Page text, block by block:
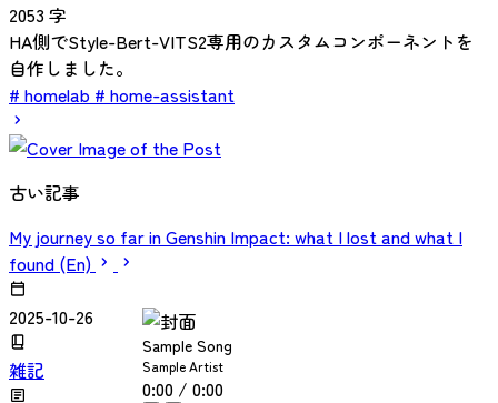
2053 字
HA側でStyle-Bert-VITS2専用のカスタムコンポーネントを
自作しました。
# homelab # home-assistant
古い記事
My journey so far in Genshin Impact: what I lost and what I
found (En)
2025-10-26
雑記
Sample Song
Sample Artist
0:00 / 0:00